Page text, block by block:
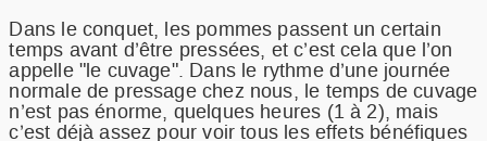
Dans le conquet, les pommes passent un certain
temps avant d’être pressées, et c’est cela que l’on
appelle "le cuvage". Dans le rythme d’une journée
normale de pressage chez nous, le temps de cuvage
n’est pas énorme, quelques heures (1 à 2), mais
c’est déjà assez pour voir tous les effets bénéfiques